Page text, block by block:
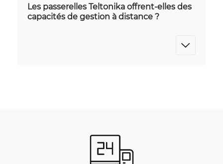
Les passerelles Teltonika offrent-elles des
capacités de gestion à distance ?